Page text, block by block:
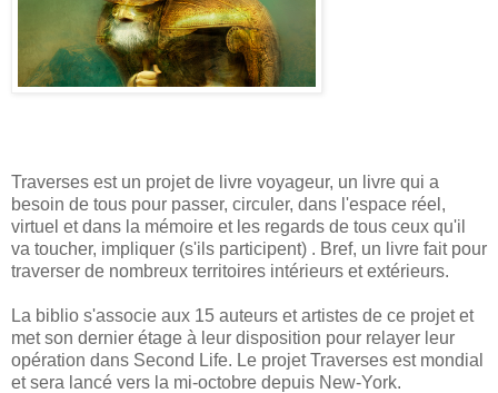
Traverses est un projet de livre voyageur, un livre qui a
besoin de tous pour passer, circuler, dans l'espace réel,
virtuel et dans la mémoire et les regards de tous ceux qu'il
va toucher, impliquer (s'ils participent) . Bref, un livre fait pour
traverser de nombreux territoires intérieurs et extérieurs.
La biblio s'associe aux 15 auteurs et artistes de ce projet et
met son dernier étage à leur disposition pour relayer leur
opération dans Second Life. Le projet Traverses est mondial
et sera lancé vers la mi-octobre depuis New-York.